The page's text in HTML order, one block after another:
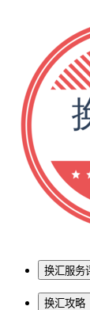
换汇服务
换汇攻略